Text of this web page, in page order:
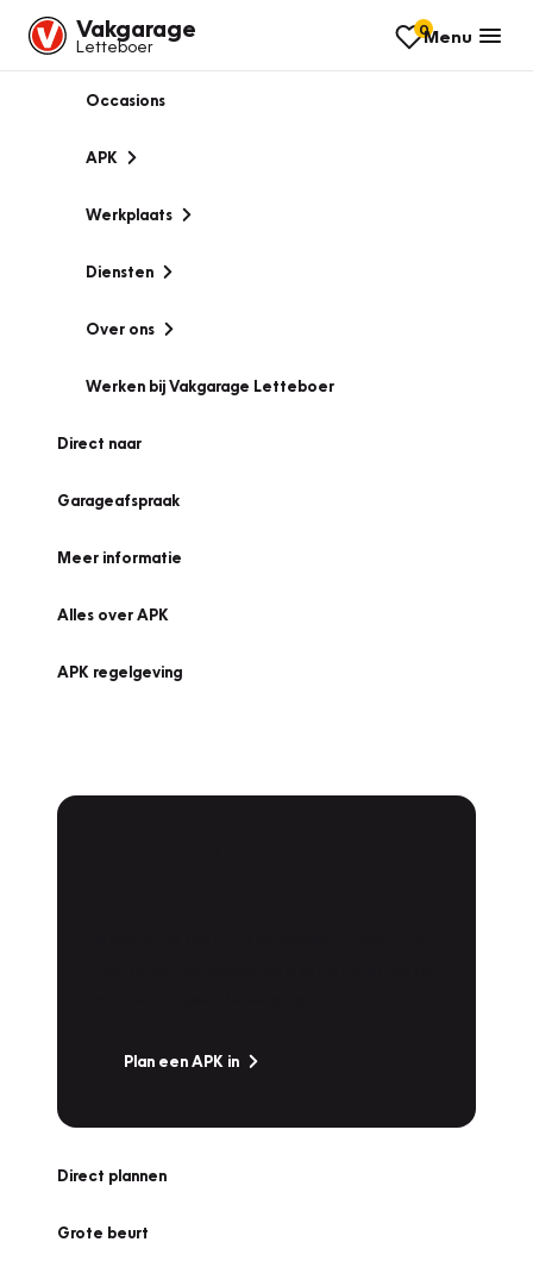
Vakgarage
Letteboer
0Menu
Occasions
APK
Werkplaats
Diensten
Over ons
Werken bij Vakgarage Letteboer
Direct naar
Garageafspraak
Meer informatie
Alles over APK
APK regelgeving
Plan een APK in
Direct plannen
Grote beurt